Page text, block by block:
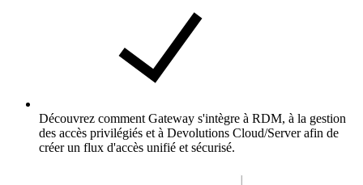
Découvrez comment Gateway s'intègre à RDM, à la gestion
des accès privilégiés et à Devolutions Cloud/Server afin de
créer un flux d'accès unifié et sécurisé.